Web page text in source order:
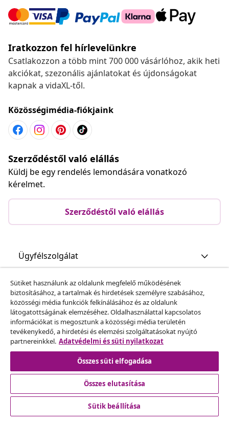
Iratkozzon fel hírlevelünkre
Csatlakozzon a több mint 700 000 vásárlóhoz, akik heti
akciókat, szezonális ajánlatokat és újdonságokat
kapnak a vidaXL-től.
Közösségimédia-fiókjaink
Szerződéstől való elállás
Küldj be egy rendelés lemondására vonatkozó
kérelmet.
Szerződéstől való elállás
Ügyfélszolgálat
Üzlet
vidaXL
Fedezz fel többet
Sütiket használunk az oldalunk megfelelő működésének
biztosításához, a tartalmak és hirdetések személyre szabásához,
közösségi média funkciók felkínálásához és az oldalunk
látogatottságának elemzéséhez. Oldalhasználattal kapcsolatos
információkat is megosztunk a közösségi média területén
tevékenykedő, a hirdetési és elemzési szolgáltatásokat nyújtó
partnereinkkel. Adatvédelmi és süti nyilatkozat
Összes süti elfogadása
Összes elutasítása
Sütik beállítása